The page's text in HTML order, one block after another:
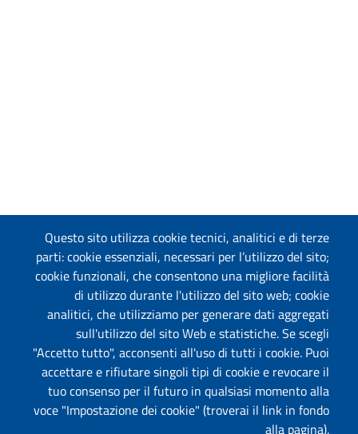
Questo sito utilizza cookie tecnici, analitici e di terze
parti: cookie essenziali, necessari per l’utilizzo del sito;
cookie funzionali, che consentono una migliore facilità
di utilizzo durante l'utilizzo del sito web; cookie
analitici, che utilizziamo per generare dati aggregati
sull'utilizzo del sito Web e statistiche. Se scegli
"Accetto tutto", acconsenti all'uso di tutti i cookie. Puoi
accettare e rifiutare singoli tipi di cookie e revocare il
tuo consenso per il futuro in qualsiasi momento alla
voce "Impostazione dei cookie" (troverai il link in fondo
alla pagina).